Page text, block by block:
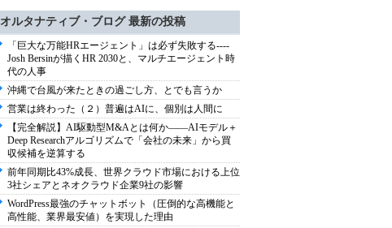
オルタナティブ・ブログ 最新の投稿
「巨大な万能HRエージェント」は必ず失敗する----
Josh Bersinが描くHR 2030と、マルチエージェント時
代の人事
沖縄で台風が来たときの過ごし方、とでも言うか
営業は終わった（２）普遍はAIに、個別は人間に
【完全解説】AI駆動型M&Aとは何か――AIモデル＋
Deep Researchアルゴリズムで「会社の未来」から買
収候補を逆算する
前年同期比43%成長、世界クラウド市場における上位
3社シェアとネオクラウド企業9社の影響
WordPress最強のチャットボット（圧倒的な高機能と
高性能、業界最安値）を実現した理由